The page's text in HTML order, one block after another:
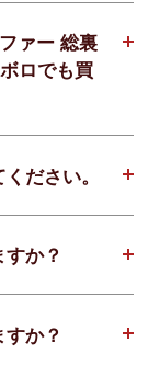
ァー 総裏
ロでも買
ださい。
か？
か？